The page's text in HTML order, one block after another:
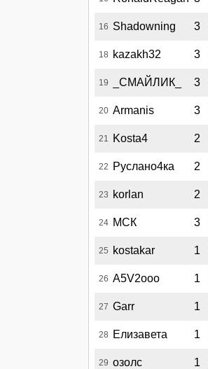
16 Shadowning 3
18 kazakh32 3
19 _СМАЙЛИК_ 3
20 Armanis 3
21 Kosta4 2
22 Руслано4ка 2
23 korlan 2
24 МСК 3
25 kostakar 1
26 A5V2ooo 1
27 Garr 1
28 Елизавета 1
29 озолс 1